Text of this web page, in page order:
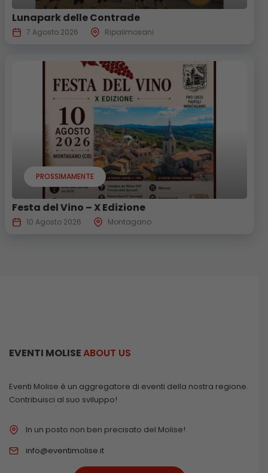
Lunapark delle Contrade
7 Agosto 2026 Ripalimosani
PROSSIMAMENTE
Festa del Vino – X Edizione
10 Agosto 2026 Montagano
EVENTI MOLISEABOUT US
Eventi Molise è un aggregatore di eventi della nostra regione.
Contribuisci al suo sviluppo!
In un posto non ben precisato del Molise!
info@eventimolise.it